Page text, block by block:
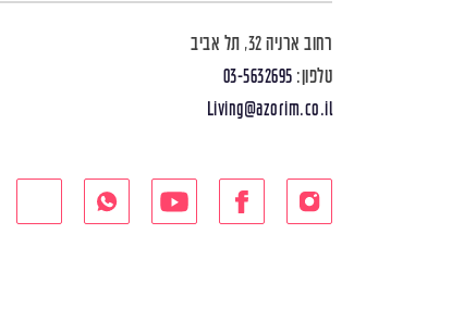
רחוב ארניה 32, תל אביב
טלפון: 03-5632695
Living@azorim.co.il